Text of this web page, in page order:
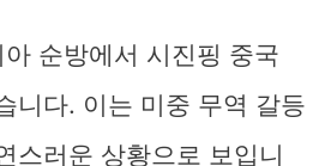
순방에서 시진핑 중국
니다. 이는 미중 무역 갈등
스러운 상황으로 보입니